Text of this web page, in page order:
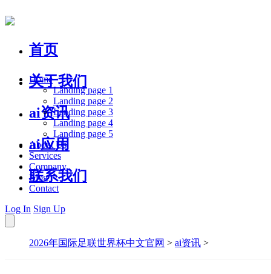
首页
关于我们
ai资讯
ai应用
联系我们
Home
Landing page 1
Landing page 2
Landing page 3
Landing page 4
Landing page 5
About Us
Services
Company
Blog
Contact
Log In Sign Up
2026年国际足联世界杯中文官网 > ai资讯 >